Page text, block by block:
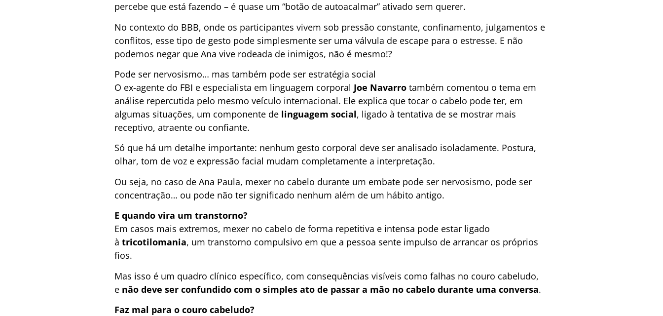
percebe que está fazendo – é quase um “botão de autoacalmar” ativado sem querer.
No contexto do BBB, onde os participantes vivem sob pressão constante, confinamento, julgamentos e
conflitos, esse tipo de gesto pode simplesmente ser uma válvula de escape para o estresse. E não
podemos negar que Ana vive rodeada de inimigos, não é mesmo!?
Pode ser nervosismo… mas também pode ser estratégia social
O ex-agente do FBI e especialista em linguagem corporal Joe Navarro também comentou o tema em
análise repercutida pelo mesmo veículo internacional. Ele explica que tocar o cabelo pode ter, em
algumas situações, um componente de linguagem social, ligado à tentativa de se mostrar mais
receptivo, atraente ou confiante.
Só que há um detalhe importante: nenhum gesto corporal deve ser analisado isoladamente. Postura,
olhar, tom de voz e expressão facial mudam completamente a interpretação.
Ou seja, no caso de Ana Paula, mexer no cabelo durante um embate pode ser nervosismo, pode ser
concentração… ou pode não ter significado nenhum além de um hábito antigo.
E quando vira um transtorno?
Em casos mais extremos, mexer no cabelo de forma repetitiva e intensa pode estar ligado
à tricotilomania, um transtorno compulsivo em que a pessoa sente impulso de arrancar os próprios
fios.
Mas isso é um quadro clínico específico, com consequências visíveis como falhas no couro cabeludo,
e não deve ser confundido com o simples ato de passar a mão no cabelo durante uma conversa.
Faz mal para o couro cabeludo?